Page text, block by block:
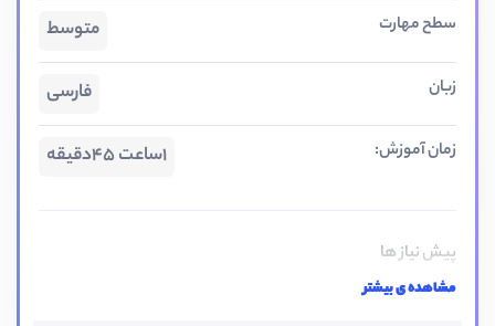
سطح مهارت متوسط
زبان فارسی
زمان آموزش: 1ساعت 45دقیقه
پیش نیاز ها
آشنایی ابتدایی با جوملا
مشاهده ی بیشتر